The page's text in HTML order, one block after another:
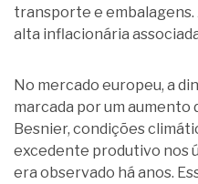
transporte e
alta inflacionária
No mercado europeu, a
marcada por um aumento
Besnier, condições
excedente produtivo nos
era observado há anos.